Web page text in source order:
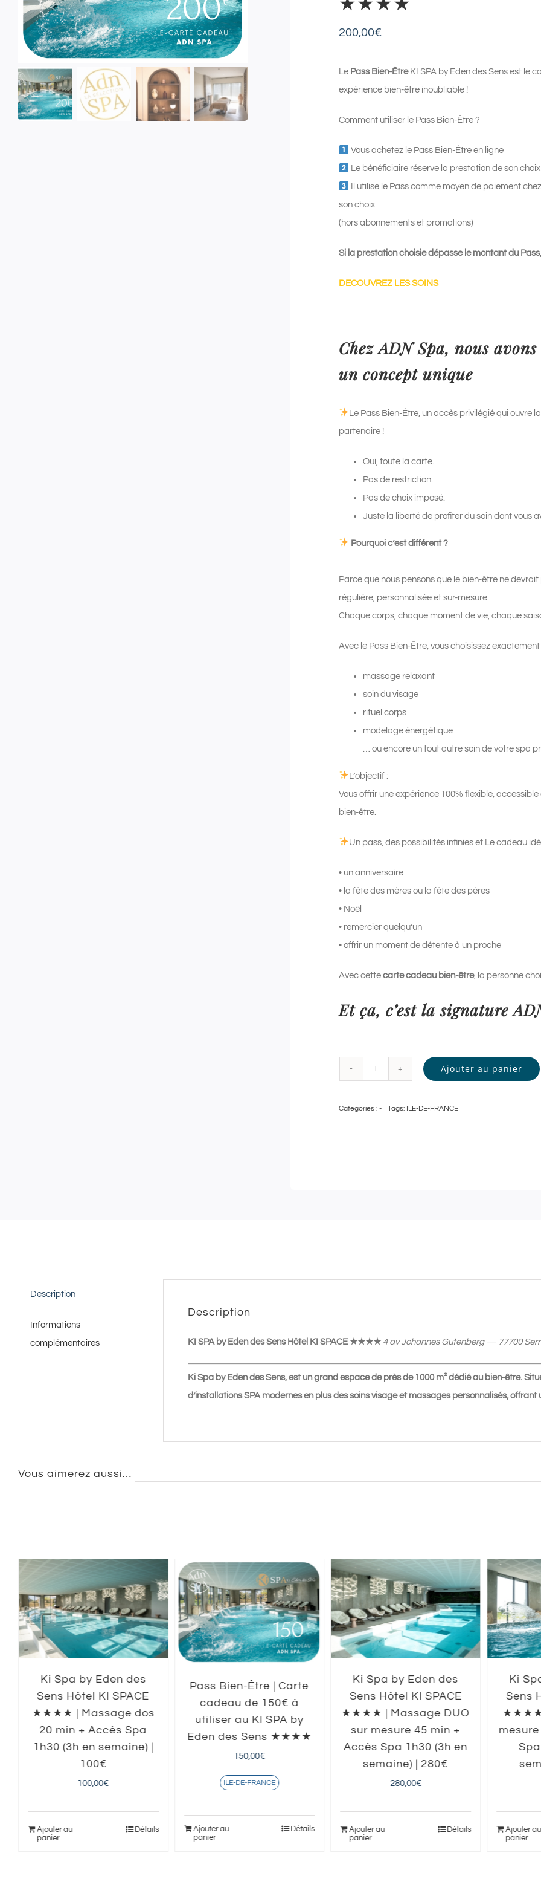
200,00€
Le Pass Bien-ÊtreKI SPA by Eden des Sens est le
expérience bien-être inoubliable !
Comment utiliser le Pass Bien-Être ?
Vous achetez le Pass Bien-Être en ligne
Le bénéficiaire réserve la prestation de son
Il utilise le Pass comme moyen de paiement
son choix
(hors abonnements et promotions)
Si la prestation choisie dépasse le montant du
DECOUVREZ LES SOINS
Chez ADN Spa, nous
un concept unique
Le Pass Bien-Être, un accès privilégié qui
partenaire !
Oui, toute la carte.
Pas de restriction.
Pas de choix imposé.
Juste la liberté de profiter du soin dont vous
Pourquoi c’est différent ?
Parce que nous pensons que le bien-être ne
régulière, personnalisée et sur-mesure.
Chaque corps, chaque moment de vie, chaque
Avec le Pass Bien-Être, vous choisissez
massage relaxant
soin du visage
rituel corps
modelage énergétique
… ou encore un tout autre soin de votre spa
L’objectif :
Vous offrir une expérience 100% flexible,
bien-être.
Un pass, des possibilités infinies et Le cadeau
• un anniversaire
• la fête des mères ou la fête des pères
• Noël
• remercier quelqu’un
• offrir un moment de détente à un proche
Avec cettecarte cadeau bien-être, la personne
Et ça, c’est la signature
Pass
Eden
des
Sens
Ajouter au panier
Catégories :- Tags: ILE-DE-FRANCE
Description
Informations
complémentaires
Description
KI SPA by Eden des Sens Hôtel KI SPACE ★★★★ 4 av Johannes Gutenberg — 77700
Ki Spa by Eden des Sens, est un grand espace de près de 1000 m² dédié au bien-être.
d’installations SPA modernes en plus des soins visage et massages personnalisés,
Vous aimerez aussi…
Ki Spa by Eden des
Sens Hôtel KI SPACE
★★★★ | Massage dos
20 min + Accès Spa
1h30 (3h en semaine) |
100€
100,00€
Ajouter au
panier
Détails
Pass Bien-Être | Carte
cadeau de 150€ à
utiliser au KI SPA by
Eden des Sens ★★★★
150,00€
ILE-DE-FRANCE
Ajouter au
panier
Détails
Ki Spa by Eden des
Sens Hôtel KI SPACE
★★★★ | Massage DUO
sur mesure 45 min +
Accès Spa 1h30 (3h en
semaine) | 280€
280,00€
Ajouter au
panier
Détails
Ki
Sens
★★★★
Ajouter au
panier